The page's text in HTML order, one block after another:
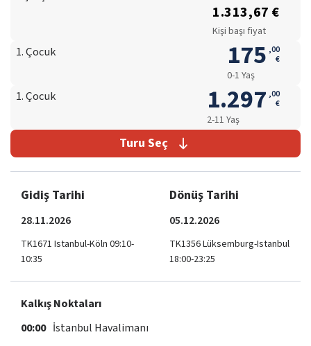
1.313,67 €
Kişi başı fiyat
1. Çocuk 175 ,00
€
0-1 Yaş
1. Çocuk 1.297 ,00
€
2-11 Yaş
Turu Seç
Gidiş Tarihi
28.11.2026
TK1671 Istanbul-Köln 09:10-
10:35
Dönüş Tarihi
05.12.2026
TK1356 Lüksemburg-Istanbul
18:00-23:25
Kalkış Noktaları
00:00 İstanbul Havalimanı